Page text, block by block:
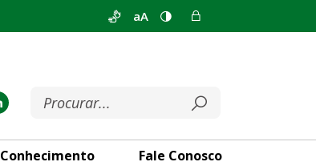
aA
Conhecimento Fale Conosco